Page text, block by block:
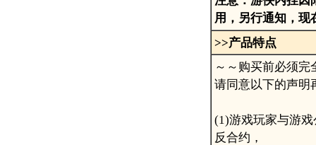
用，另行通知，现
>>产品特点
～～购买前必须
请同意以下的声明
(1)游戏玩家与游
反合约，